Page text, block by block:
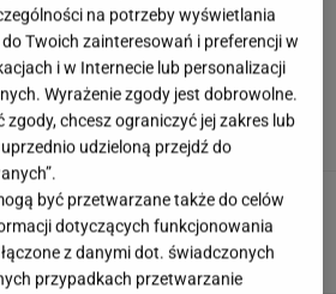
płyta zniknęła. Tak dziś wygląda
"Alternatyw 4"
się na wypiekach? Nasze pytania i tak
zaskoczyć!
na potrzeby wyświetlania
Twoich zainteresowań i preferencji w
i w Internecie lub personalizacji
Wyrażenie zgody jest dobrowolne.
zgody, chcesz ograniczyć jej zakres lub
udzieloną przejdź do
być przetwarzane także do celów
dotyczących funkcjonowania
z danymi dot. świadczonych
przypadkach przetwarzanie